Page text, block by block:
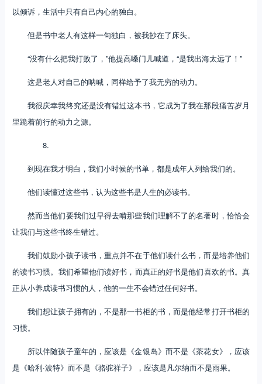
以倾诉，生活中只有自己内心的独白。
但是书中老人有这样一句独白，被我抄在了床头。
“没有什么把我打败了，”他提高嗓门儿喊道，“是我出海太远了！”
这是老人对自己的呐喊，同样给予了我无穷的动力。
我很庆幸我终究还是没有错过这本书，它成为了我在那段痛苦岁月
里跪着前行的动力之源。
8.
到现在我才明白，我们小时候的书单，都是成年人列给我们的。
他们读懂过这些书，认为这些书是人生的必读书。
然而当他们要我们过早得去啃那些我们理解不了的名著时，恰恰会
让我们与这些书终生错过。
我们鼓励小孩子读书，重点并不在于他们读什么书，而是培养他们
的读书习惯。我们希望他们读好书，而真正的好书是他们喜欢的书。真
正从小养成读书习惯的人，他的一生不会错过任何好书。
我们想让孩子拥有的，不是那一书柜的书，而是他经常打开书柜的
习惯。
所以伴随孩子童年的，应该是《金银岛》而不是《茶花女》，应该
是《哈利·波特》而不是《骆驼祥子》，应该是凡尔纳而不是雨果。